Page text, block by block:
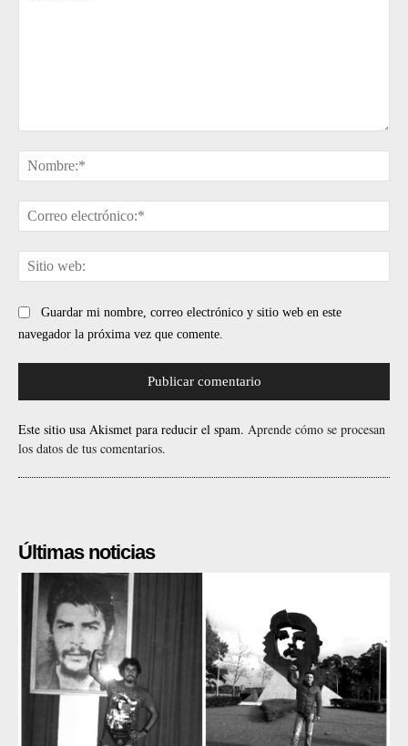
Guardar mi nombre, correo electrónico y sitio web en este
navegador la próxima vez que comente.
Este sitio usa Akismet para reducir el spam. Aprende cómo se procesan
los datos de tus comentarios.
Últimas noticias